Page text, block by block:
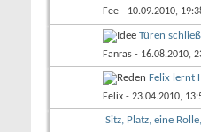
Fee - 10.09.2010,
Türen
Fanras - 16.08.2010,
Felix lernt
Felix - 23.04.2010,
Sitz, Platz, eine